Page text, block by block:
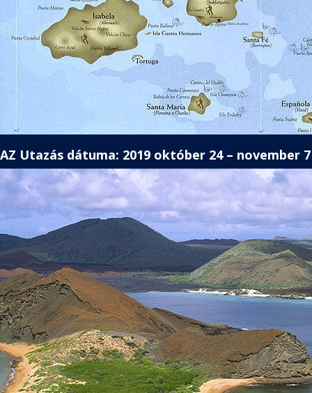
AZ Utazás dátuma: 2019 október 24 – november 7